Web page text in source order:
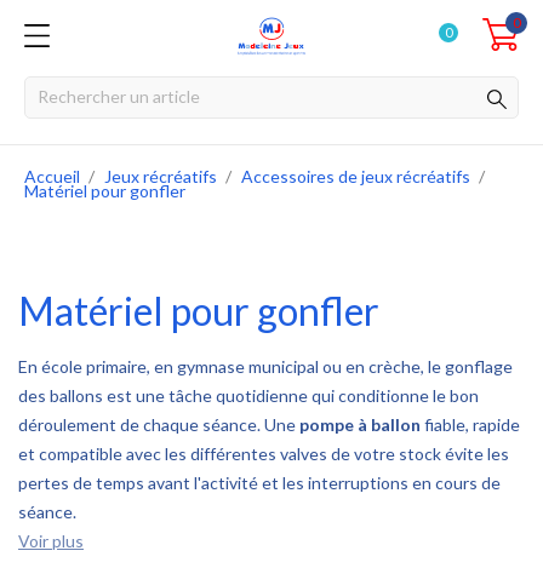
0
0
Accueil Jeux récréatifs Accessoires de jeux récréatifs
Matériel pour gonfler
Matériel pour gonfler
En école primaire, en gymnase municipal ou en crèche, le gonflage
des ballons est une tâche quotidienne qui conditionne le bon
déroulement de chaque séance. Une pompe à ballon fiable, rapide
et compatible avec les différentes valves de votre stock évite les
pertes de temps avant l'activité et les interruptions en cours de
séance.
Voir plus